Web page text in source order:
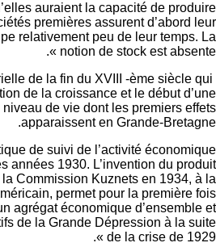
qu’elles auraient la capacité de
sociétés premières assurent
relativement peu de leur
notion de stock est
de la fin du XVIII -ème
de la croissance et le début
du niveau de vie dont les premiers
apparaissent en Grande-
de suivi de l’activité
des années 1930. L’invention du
par la Commission Kuznets en
américain, permet pour la
d’un agrégat économique
de la Grande Dépression à la
de la crise de